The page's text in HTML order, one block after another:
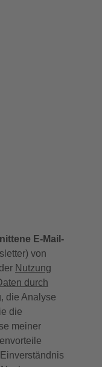
E-Mail-
von
Nutzung
durch
die Analyse
die
meiner